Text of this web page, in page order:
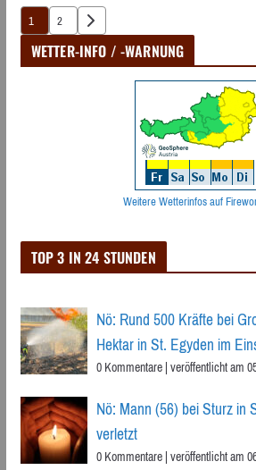
Seitennummerierung
der
1 2
WETTER-INFO / -WARNUNG
Weitere Wetterinfos auf
TOP 3 IN 24 STUNDEN
Nö: Rund 500 Kräfte bei
Hektar in St. Egyden im
0 Kommentare|veröffentlicht am
Nö: Mann (56) bei Sturz in
verletzt
0 Kommentare|veröffentlicht am